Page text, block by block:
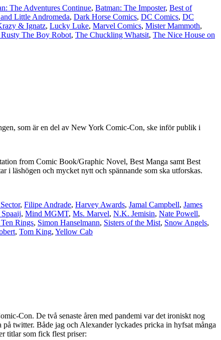
The Adventures Continue, Batman: The Imposter, Best of
Little Andromeda, Dark Horse Comics, DC Comics, DC
& Ignatz, Lucky Luke, Marvel Comics, Mister Mammoth,
The Boy Robot, The Chuckling Whatsit, The Nice House on
som är en del av New York Comic-Con, ske inför publik i
from Comic Book/Graphic Novel, Best Manga samt Best
i läshögen och mycket nytt och spännande som ska utforskas.
, Filipe Andrade, Harvey Awards, Jamal Campbell, James
, Mind MGMT, Ms. Marvel, N.K. Jemisin, Nate Powell,
Rings, Simon Hanselmann, Sisters of the Mist, Snow Angels,
, Tom King, Yellow Cab
Con. De två senaste åren med pandemi var det ironiskt nog
twitter. Både jag och Alexander lyckades pricka in hyfsat många
titlar som fick flest priser: